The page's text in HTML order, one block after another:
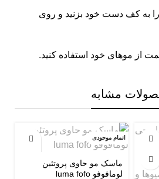
به کف دست خود بزنید و روی
از موهای خود استفاده کنید.
مشابه
اتمام موجودی
ماسک مو حاوی پروتئین
لومافوفو luma fofo